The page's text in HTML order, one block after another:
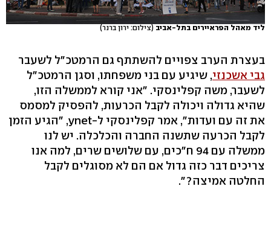
ליד מאהל הפראיירים בתל-אביב (צילום: ירון ברנר)
בעצרת הערב צפויים להשתתף גם הרמטכ"ל לשעבר
גבי אשכנזי, שיגיע עם בני משפחתו, וסגן הרמטכ"ל
לשעבר, משה קפלינסקי. "אני קורא לממשלה הזו,
שהיא גדולה ויכולה לקבל הכרעות, להפסיק למסמס
את זה עם ועדות", אמר קפלינסקי ל-ynet, "הגיע הזמן
לקבל הכרעה שתשנה החברה והכלכלה. יש לנו
ממשלה עם 94 ח"כים, עם שלושים שרים, למה אנו
צריכים דבר כזה גדול אם הם לא מסוגלים לקבל
החלטה אמיצה?".